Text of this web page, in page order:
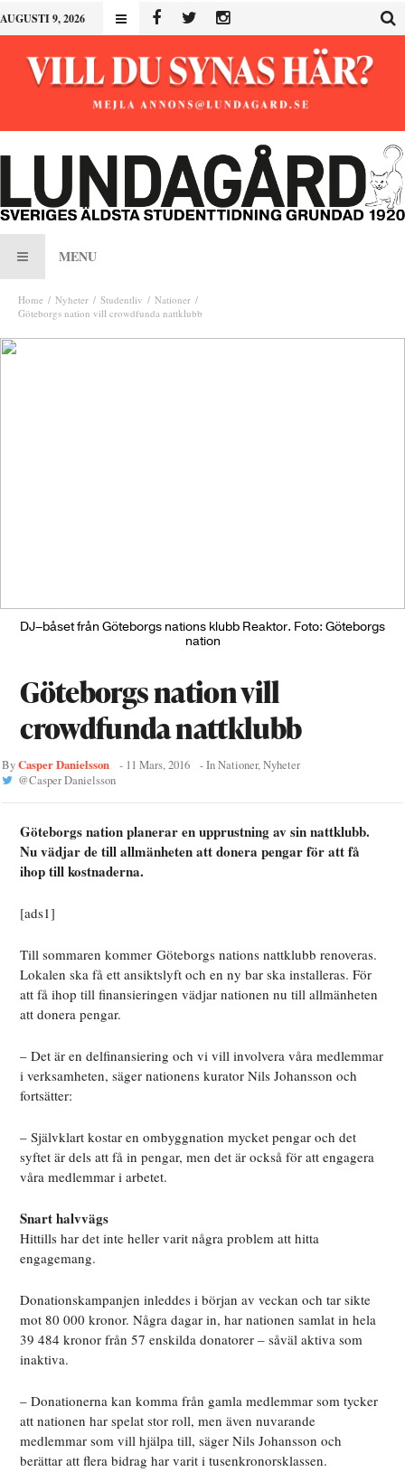
AUGUSTI 9, 2026
MENU
Home Nyheter Studentliv
Nationer
Göteborgs nation vill crowdfunda nattklubb
DJ–båset från Göteborgs nations klubb Reaktor. Foto: Göteborgs
nation
Göteborgs nation vill
crowdfunda nattklubb
ByCasper Danielsson - 11 Mars, 2016 - InNationer,Nyheter
@Casper Danielsson
Göteborgs nation planerar en upprustning av sin nattklubb.
Nu vädjar de till allmänheten att donera pengar för att få
ihop till kostnaderna.
[ads1]
Till sommaren kommer Göteborgs nations nattklubb renoveras.
Lokalen ska få ett ansiktslyft och en ny bar ska installeras. För
att få ihop till finansieringen vädjar nationen nu till allmänheten
att donera pengar.
– Det är en delfinansiering och vi vill involvera våra medlemmar
i verksamheten, säger nationens kurator Nils Johansson och
fortsätter:
– Självklart kostar en ombyggnation mycket pengar och det
syftet är dels att få in pengar, men det är också för att engagera
våra medlemmar i arbetet.
Snart halvvägs
Hittills har det inte heller varit några problem att hitta
engagemang.
Donationskampanjen inleddes i början av veckan och tar sikte
mot 80 000 kronor. Några dagar in, har nationen samlat in hela
39 484 kronor från 57 enskilda donatorer – såväl aktiva som
inaktiva.
– Donationerna kan komma från gamla medlemmar som tycker
att nationen har spelat stor roll, men även nuvarande
medlemmar som vill hjälpa till, säger Nils Johansson och
berättar att flera bidrag har varit i tusenkronorsklassen.